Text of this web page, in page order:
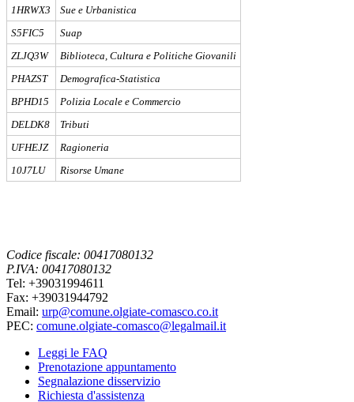
1HRWX3
Sue e Urbanistica
S5FIC5
Suap
ZLJQ3W
Biblioteca, Cultura e Politiche Giovanili
PHAZST
Demografica-Statistica
BPHD15
Polizia Locale e Commercio
DELDK8
Tributi
UFHEJZ
Ragioneria
10J7LU
Risorse Umane
Codice fiscale: 00417080132
P.IVA: 00417080132
Tel: +39031994611
Fax: +39031944792
Email: urp@comune.olgiate-comasco.co.it
PEC: comune.olgiate-comasco@legalmail.it
Leggi le FAQ
Prenotazione appuntamento
Segnalazione disservizio
Richiesta d'assistenza